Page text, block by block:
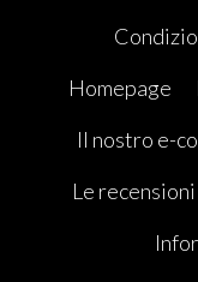
Homepage
Il nostro e-
Le